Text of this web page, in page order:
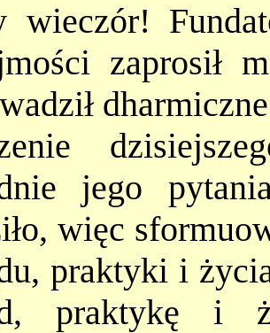
wieczór!
zaprosił
jego
więc
praktyki i
praktykę i